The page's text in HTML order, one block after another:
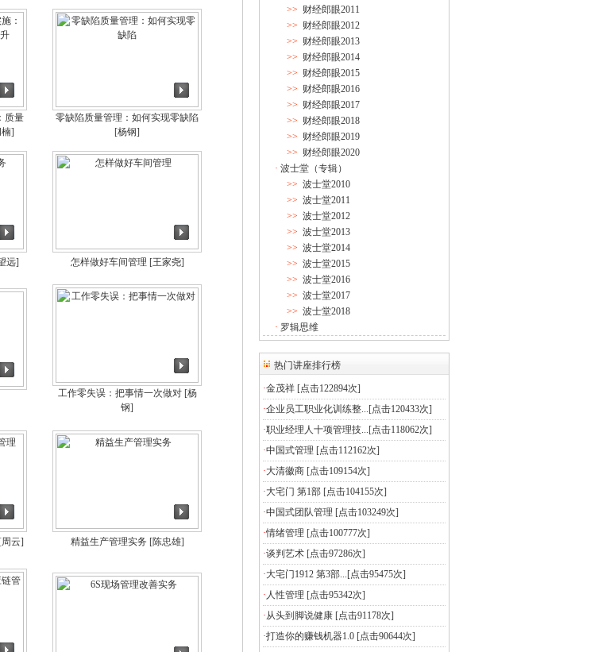
质量
]
零缺陷质量管理：如何实现零缺陷
[杨钢]
远] 怎样做好车间管理 [王家尧]
工作零失误：把事情一次做对[杨
钢]
[周云] 精益生产管理实务 [陈忠雄]
>> 财经郎眼2011
>> 财经郎眼2012
>> 财经郎眼2013
>> 财经郎眼2014
>> 财经郎眼2015
>> 财经郎眼2016
>> 财经郎眼2017
>> 财经郎眼2018
>> 财经郎眼2019
>> 财经郎眼2020
· 波士堂（专辑）
>> 波士堂2010
>> 波士堂2011
>> 波士堂2012
>> 波士堂2013
>> 波士堂2014
>> 波士堂2015
>> 波士堂2016
>> 波士堂2017
>> 波士堂2018
· 罗辑思维
热门讲座排行榜
·金茂祥 [点击122894次]
·企业员工职业化训练整...[点击120433次]
·职业经理人十项管理技...[点击118062次]
·中国式管理 [点击112162次]
·大清徽商 [点击109154次]
·大宅门 第1部 [点击104155次]
·中国式团队管理 [点击103249次]
·情绪管理 [点击100777次]
·谈判艺术 [点击97286次]
·大宅门1912 第3部...[点击95475次]
· 人性管理 [点击95342次]
·从头到脚说健康 [点击91178次]
·打造你的赚钱机器1.0 [点击90644次]